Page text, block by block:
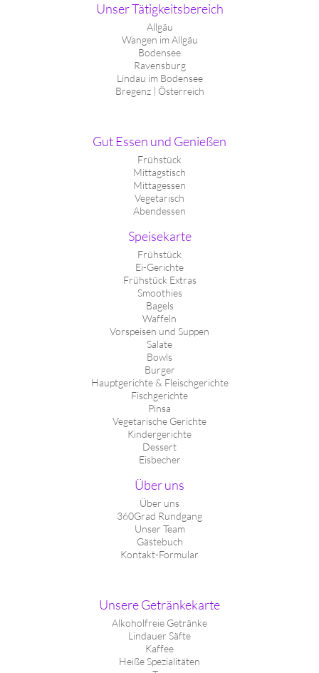
Unser Tätigkeitsbereich
Allgäu
Wangen im Allgäu
Bodensee
Ravensburg
Lindau im Bodensee
Bregenz | Österreich
Gut Essen und Genießen
Frühstück
Mittagstisch
Mittagessen
Vegetarisch
Abendessen
Speisekarte
Frühstück
Ei-Gerichte
Frühstück Extras
Smoothies
Bagels
Waffeln
Vorspeisen und Suppen
Salate
Bowls
Burger
Hauptgerichte & Fleischgerichte
Fischgerichte
Pinsa
Vegetarische Gerichte
Kindergerichte
Dessert
Eisbecher
Über uns
Über uns
360Grad Rundgang
Unser Team
Gästebuch
Kontakt-Formular
Unsere Getränkekarte
Alkoholfreie Getränke
Lindauer Säfte
Kaffee
Heiße Spezialitäten